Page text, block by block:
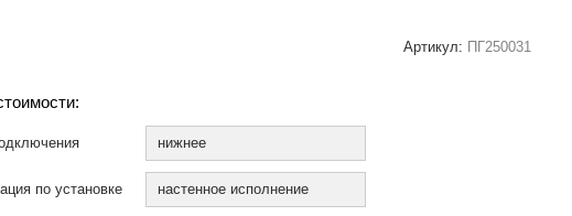
Артикул: ПГ250031
нижнее
по установке настенное исполнение